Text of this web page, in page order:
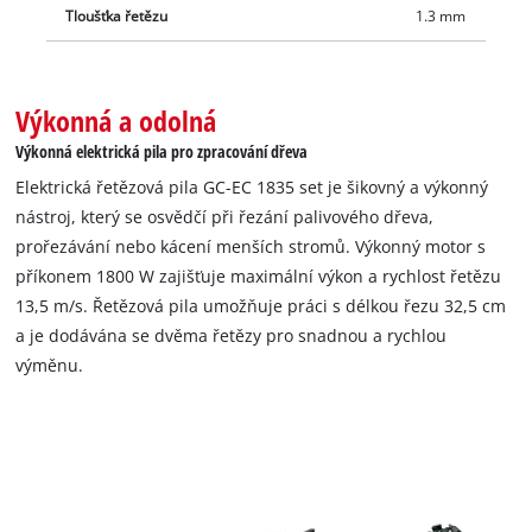
Tloušťka řetězu 1.3 mm
Výkonná a odolná
Výkonná elektrická pila pro zpracování dřeva
Elektrická řetězová pila GC-EC 1835 set je šikovný a výkonný
nástroj, který se osvědčí při řezání palivového dřeva,
prořezávání nebo kácení menších stromů. Výkonný motor s
příkonem 1800 W zajišťuje maximální výkon a rychlost řetězu
13,5 m/s. Řetězová pila umožňuje práci s délkou řezu 32,5 cm
a je dodávána se dvěma řetězy pro snadnou a rychlou
výměnu.